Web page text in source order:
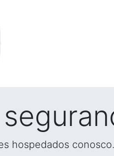
hospedados conosco.